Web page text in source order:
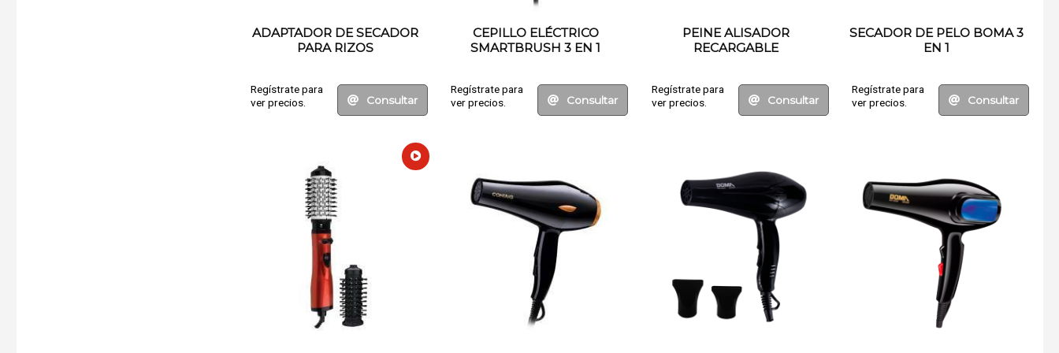
ADAPTADOR DE SECADOR
PARA RIZOS
Regístrate para
ver precios.
Consultar
CEPILLO ELÉCTRICO
SMARTBRUSH 3 EN 1
Regístrate para
ver precios.
Consultar
PEINE ALISADOR
RECARGABLE
Regístrate para
ver precios.
Consultar
SECADOR DE PELO BOMA 3
EN 1
Regístrate para
ver precios.
Consultar